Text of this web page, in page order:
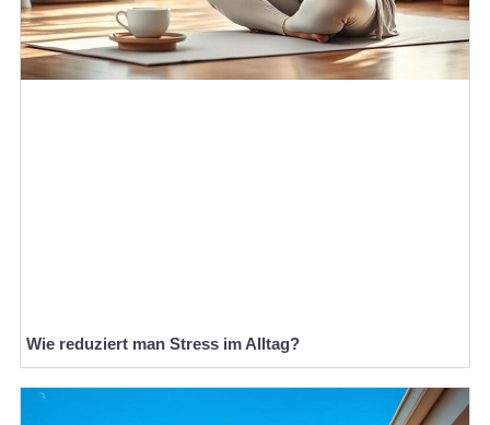
Wie reduziert man Stress im Alltag?